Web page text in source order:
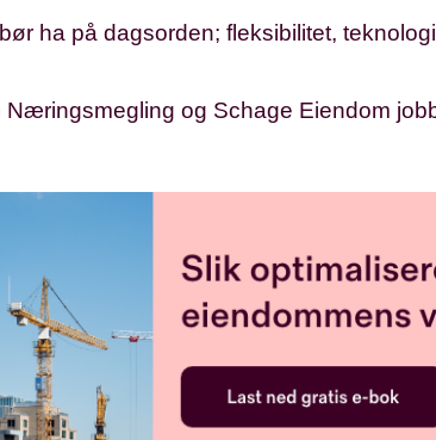
ha på dagsorden; fleksibilitet,
Næringsmegling og Schage Eiendom